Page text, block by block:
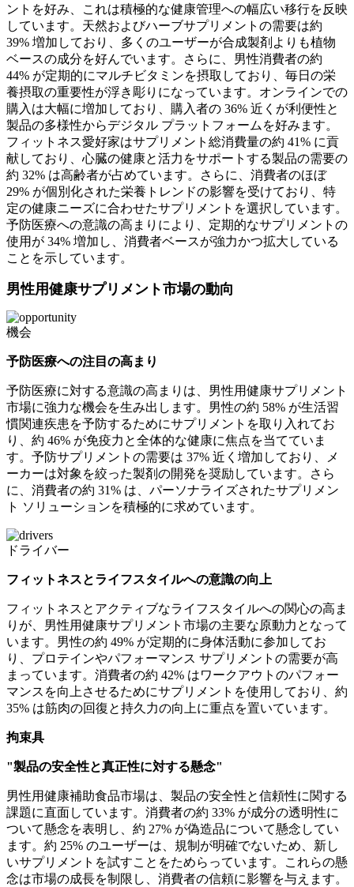
ントを好み、これは積極的な健康管理への幅広い移行を反映
しています。天然およびハーブサプリメントの需要は約
39% 増加しており、多くのユーザーが合成製剤よりも植物
ベースの成分を好んでいます。さらに、男性消費者の約
44% が定期的にマルチビタミンを摂取しており、毎日の栄
養摂取の重要性が浮き彫りになっています。オンラインでの
購入は大幅に増加しており、購入者の 36% 近くが利便性と
製品の多様性からデジタル プラットフォームを好みます。
フィットネス愛好家はサプリメント総消費量の約 41% に貢
献しており、心臓の健康と活力をサポートする製品の需要の
約 32% は高齢者が占めています。さらに、消費者のほぼ
29% が個別化された栄養トレンドの影響を受けており、特
定の健康ニーズに合わせたサプリメントを選択しています。
予防医療への意識の高まりにより、定期的なサプリメントの
使用が 34% 増加し、消費者ベースが強力かつ拡大している
ことを示しています。
男性用健康サプリメント市場の動向
機会
予防医療への注目の高まり
予防医療に対する意識の高まりは、男性用健康サプリメント
市場に強力な機会を生み出します。男性の約 58% が生活習
慣関連疾患を予防するためにサプリメントを取り入れてお
り、約 46% が免疫力と全体的な健康に焦点を当てていま
す。予防サプリメントの需要は 37% 近く増加しており、メ
ーカーは対象を絞った製剤の開発を奨励しています。さら
に、消費者の約 31% は、パーソナライズされたサプリメン
ト ソリューションを積極的に求めています。
ドライバー
フィットネスとライフスタイルへの意識の向上
フィットネスとアクティブなライフスタイルへの関心の高ま
りが、男性用健康サプリメント市場の主要な原動力となって
います。男性の約 49% が定期的に身体活動に参加してお
り、プロテインやパフォーマンス サプリメントの需要が高
まっています。消費者の約 42% はワークアウトのパフォー
マンスを向上させるためにサプリメントを使用しており、約
35% は筋肉の回復と持久力の向上に重点を置いています。
拘束具
"製品の安全性と真正性に対する懸念"
男性用健康補助食品市場は、製品の安全性と信頼性に関する
課題に直面しています。消費者の約 33% が成分の透明性に
ついて懸念を表明し、約 27% が偽造品について懸念してい
ます。約 25% のユーザーは、規制が明確でないため、新し
いサプリメントを試すことをためらっています。これらの懸
念は市場の成長を制限し、消費者の信頼に影響を与えます。